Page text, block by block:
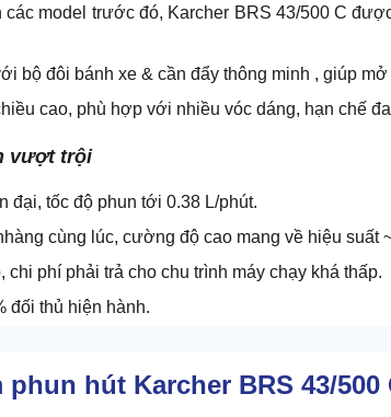
model trước đó, Karcher BRS 43/500 C
bộ đôi bánh xe & cần đẩy thông minh , giúp
cao, phù hợp với nhiều vóc dáng, hạn chế
vượt trội
đại, tốc độ phun tới 0.38 L/phút.
cùng lúc, cường độ cao mang về hiệu suất
phí phải trả cho chu trình máy chạy khá thấp.
đối thủ hiện hành.
hút Karcher BRS 43/500